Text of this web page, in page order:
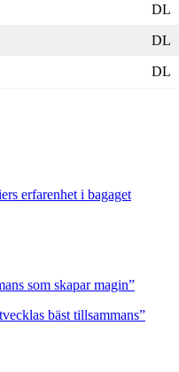
DL
DL
DL
erfarenhet i bagaget
som skapar magin”
bäst tillsammans”